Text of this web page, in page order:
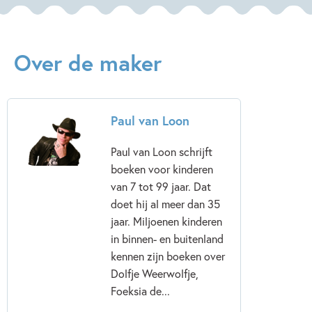
Over de maker
Paul van Loon
Paul van Loon schrijft
boeken voor kinderen
van 7 tot 99 jaar. Dat
doet hij al meer dan 35
jaar. Miljoenen kinderen
in binnen- en buitenland
kennen zijn boeken over
Dolfje Weerwolfje,
Foeksia de...